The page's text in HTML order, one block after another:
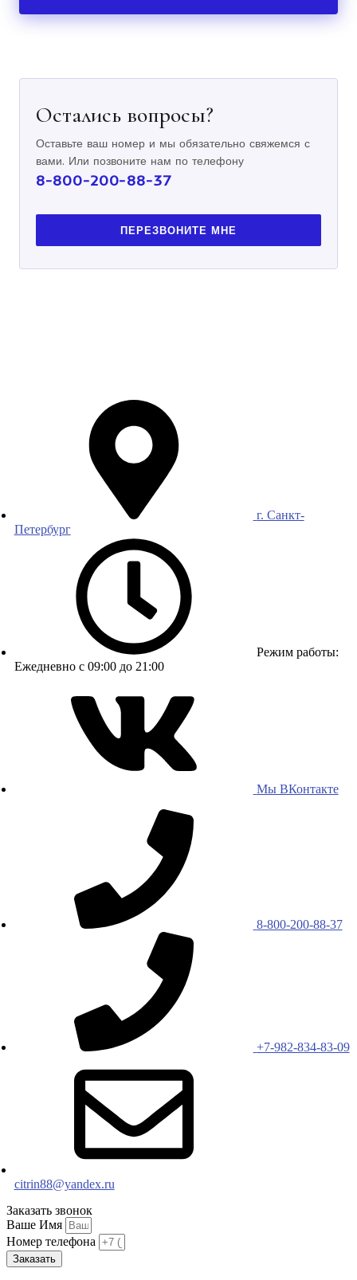
Остались вопросы?
Оставьте ваш номер и мы обязательно свяжемся с
вами. Или позвоните нам по телефону
8-800-200-88-37
ПЕРЕЗВОНИТЕ МНЕ
г. Санкт-
Петербург
Режим работы:
Ежедневно с 09:00 до 21:00
Мы ВКонтакте
8-800-200-88-37
+7-982-834-83-09
citrin88@yandex.ru
Заказать звонок
Ваше Имя
Номер телефона
Заказать